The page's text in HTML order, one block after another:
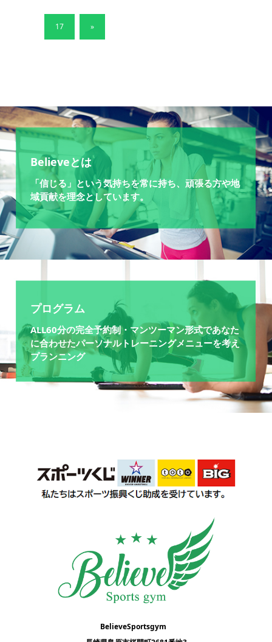
17 »
Believeとは
「信じる」という気持ちを常に持ち、頑張る方や地
域貢献を理念としています。
プログラム
ALL60分の完全予約制・マンツーマン形式であなた
に合わせたパーソナルトレーニングメニューを考え
プランニング
BelieveSportsgym